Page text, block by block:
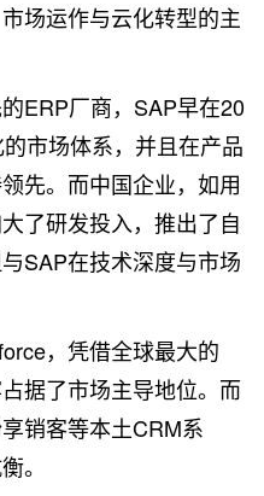
场运作与云化转型的主
ERP厂商，SAP早在20
市场体系，并且在产品
先。而中国企业，如用
了研发投入，推出了自
SAP在技术深度与市场
，凭借全球最大的
据了市场主导地位。而
销客等本土CRM系
。